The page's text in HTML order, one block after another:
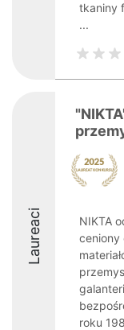
tkaniny
...
Laureaci
NIKTA
ceniony
roku